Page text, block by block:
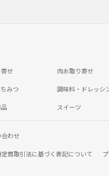
せ 肉お取り寄せ
みつ 調味料・ドレッシ
スイーツ
合わせ
定商取引法に基づく表記について